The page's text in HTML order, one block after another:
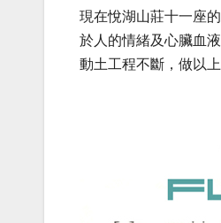
現在悅湖山莊十一座
於人的情緒及心臟血
動土工程不斷，做以